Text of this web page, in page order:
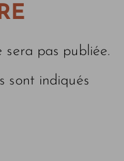
sera pas publiée.
sont indiqués